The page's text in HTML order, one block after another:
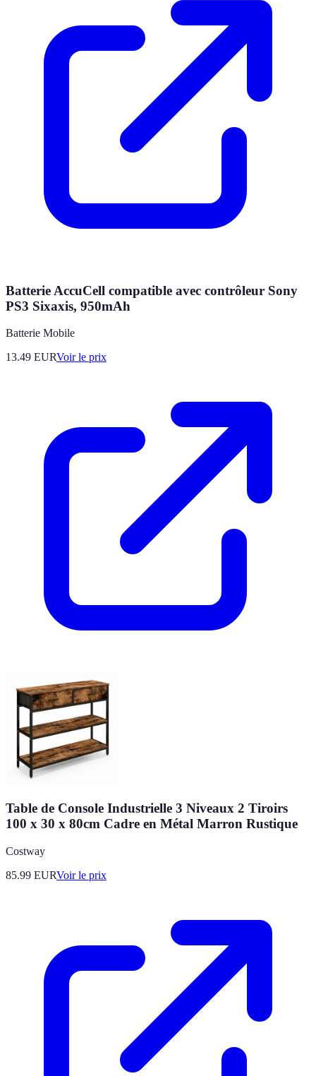
Batterie AccuCell compatible avec contrôleur Sony
PS3 Sixaxis, 950mAh
Batterie Mobile
13.49 EURVoir le prix
Table de Console Industrielle 3 Niveaux 2 Tiroirs
100 x 30 x 80cm Cadre en Métal Marron Rustique
Costway
85.99 EURVoir le prix